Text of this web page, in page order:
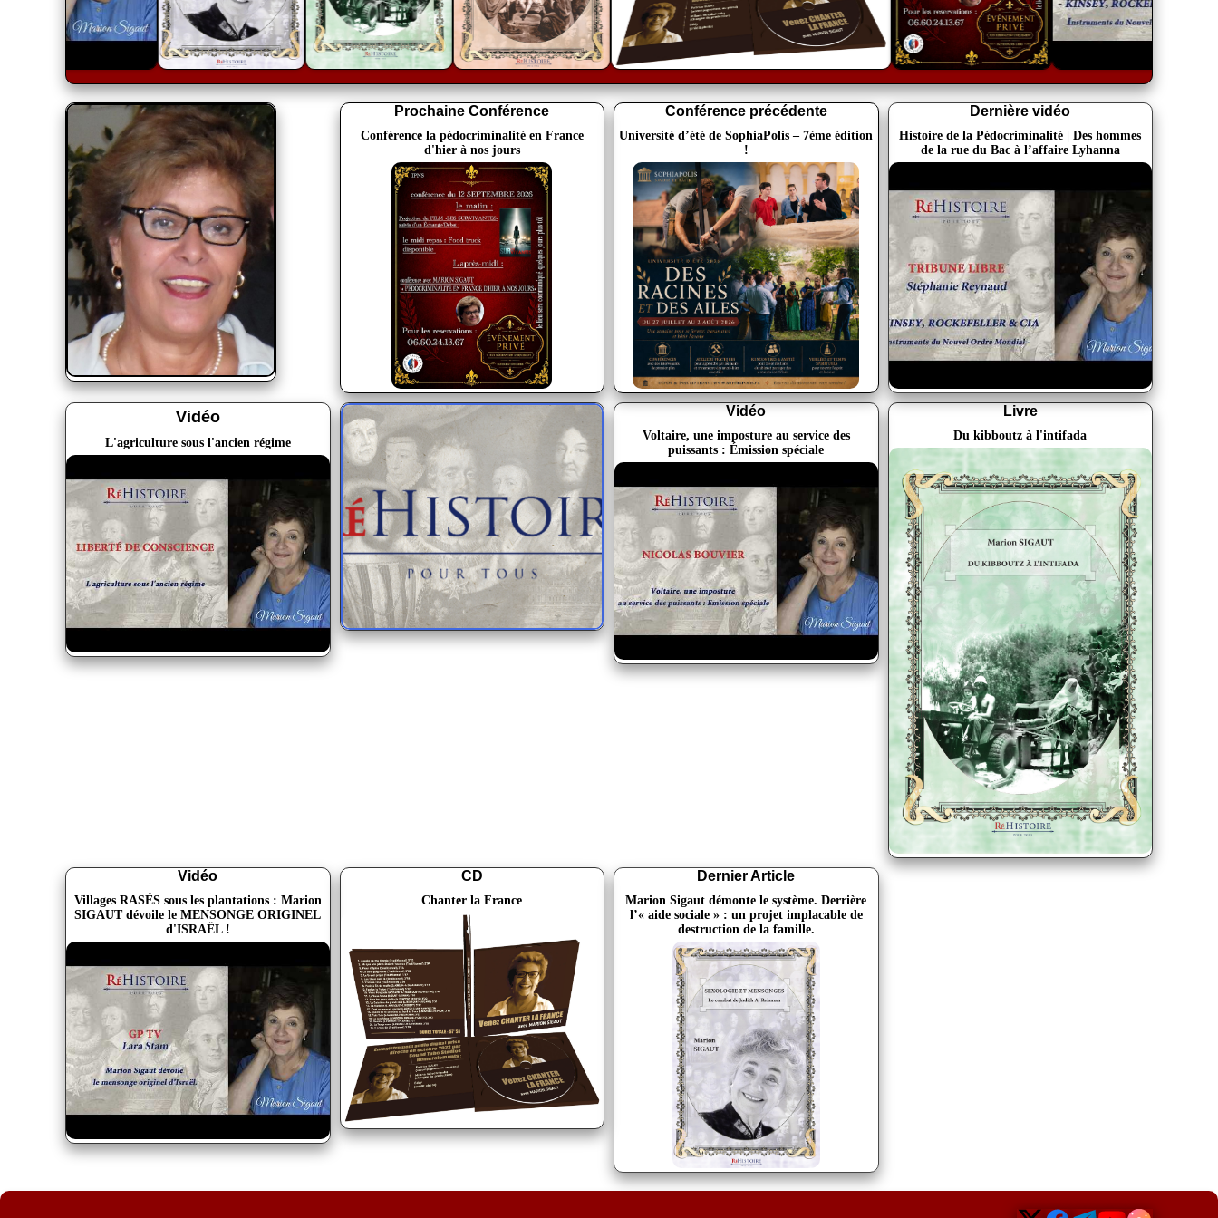
Prochaine Conférence
Conférence la pédocriminalité en France
d'hier à nos jours
Conférence précédente
Université d’été de SophiaPolis – 7ème édition
!
Dernière vidéo
Histoire de la Pédocriminalité | Des hommes
de la rue du Bac à l’affaire Lyhanna
Vidéo
L'agriculture sous l'ancien régime
Vidéo
Voltaire, une imposture au service des
puissants : Émission spéciale
Livre
Du kibboutz à l'intifada
Vidéo
Villages RASÉS sous les plantations : Marion
SIGAUT dévoile le MENSONGE ORIGINEL
d'ISRAËL !
CD
Chanter la France
Dernier Article
Marion Sigaut démonte le système. Derrière
l’« aide sociale » : un projet implacable de
destruction de la famille.